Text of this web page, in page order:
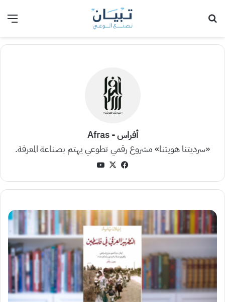
أفراس - Afras
«سرديتنا هويتنا» مشروع رقمي تطوعي يهتم بصناعة المعرفة.
فيسبوك
‫X